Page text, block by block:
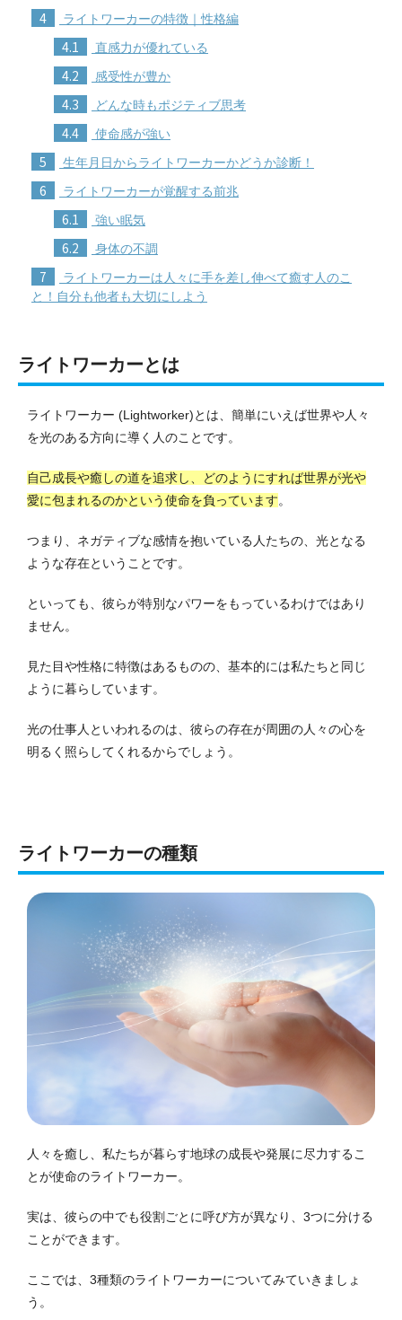
4 ライトワーカーの特徴｜性格編
4.1 直感力が優れている
4.2 感受性が豊か
4.3 どんな時もポジティブ思考
4.4 使命感が強い
5 生年月日からライトワーカーかどうか診断！
6 ライトワーカーが覚醒する前兆
6.1 強い眠気
6.2 身体の不調
7
ライトワーカーは人々に手を差し伸べて癒す人のこ
と！自分も他者も大切にしよう
ライトワーカーとは
ライトワーカー (Lightworker)とは、簡単にいえば世界や人々
を光のある方向に導く人のことです。
自己成長や癒しの道を追求し、どのようにすれば世界が光や
愛に包まれるのかという使命を負っています。
つまり、ネガティブな感情を抱いている人たちの、光となる
ような存在ということです。
といっても、彼らが特別なパワーをもっているわけではあり
ません。
見た目や性格に特徴はあるものの、基本的には私たちと同じ
ように暮らしています。
光の仕事人といわれるのは、彼らの存在が周囲の人々の心を
明るく照らしてくれるからでしょう。
ライトワーカーの種類
人々を癒し、私たちが暮らす地球の成長や発展に尽力するこ
とが使命のライトワーカー。
実は、彼らの中でも役割ごとに呼び方が異なり、3つに分ける
ことができます。
ここでは、3種類のライトワーカーについてみていきましょ
う。